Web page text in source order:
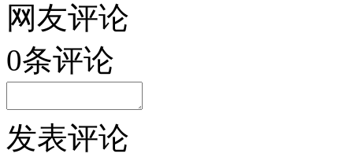
网友评论
0条评论
发表评论